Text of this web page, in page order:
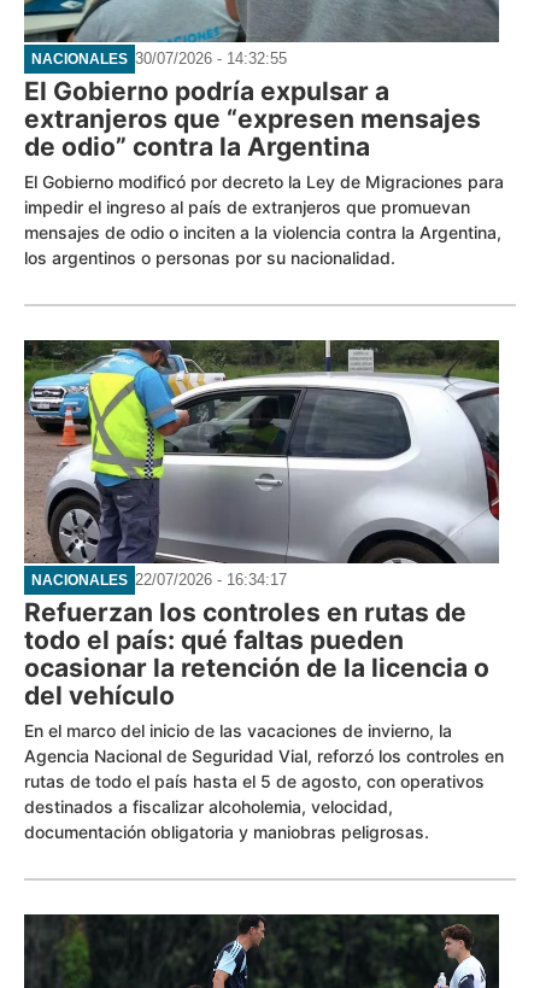
NACIONALES 30/07/2026 - 14:32:55
El Gobierno podría expulsar a
extranjeros que “expresen mensajes
de odio” contra la Argentina
El Gobierno modificó por decreto la Ley de Migraciones para
impedir el ingreso al país de extranjeros que promuevan
mensajes de odio o inciten a la violencia contra la Argentina,
los argentinos o personas por su nacionalidad.
NACIONALES 22/07/2026 - 16:34:17
Refuerzan los controles en rutas de
todo el país: qué faltas pueden
ocasionar la retención de la licencia o
del vehículo
En el marco del inicio de las vacaciones de invierno, la
Agencia Nacional de Seguridad Vial, reforzó los controles en
rutas de todo el país hasta el 5 de agosto, con operativos
destinados a fiscalizar alcoholemia, velocidad,
documentación obligatoria y maniobras peligrosas.